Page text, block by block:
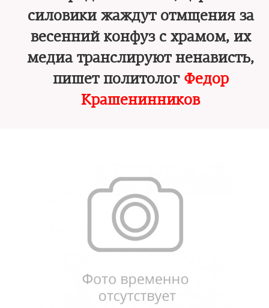
силовики жаждут отмщения за
весенний конфуз с храмом, их
медиа транслируют ненависть,
пишет политолог Федор
Крашенинников